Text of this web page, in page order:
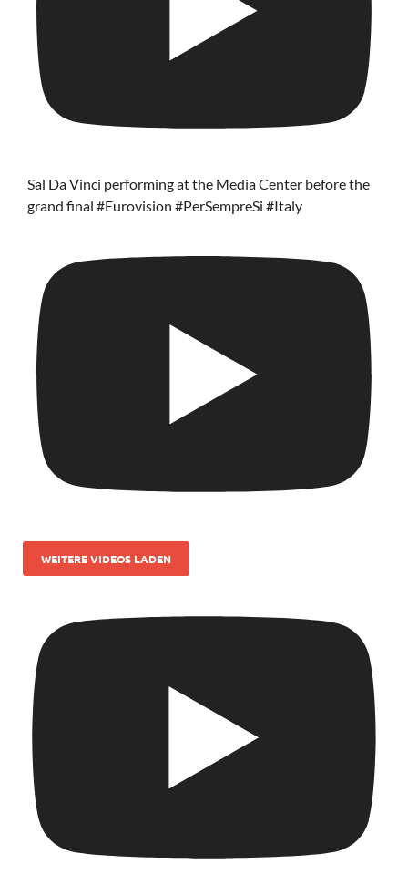
Sal Da Vinci performing at the Media Center before the
grand final #Eurovision #PerSempreSi #Italy
WEITERE VIDEOS LADEN